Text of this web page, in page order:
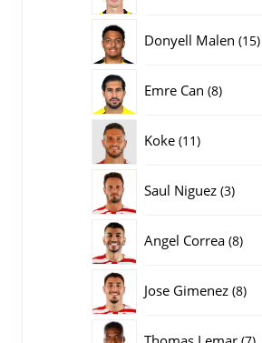
Donyell Malen 1515
Emre Can 88
Koke 1111
Saul Niguez 33
Angel Correa 88
Jose Gimenez 88
7